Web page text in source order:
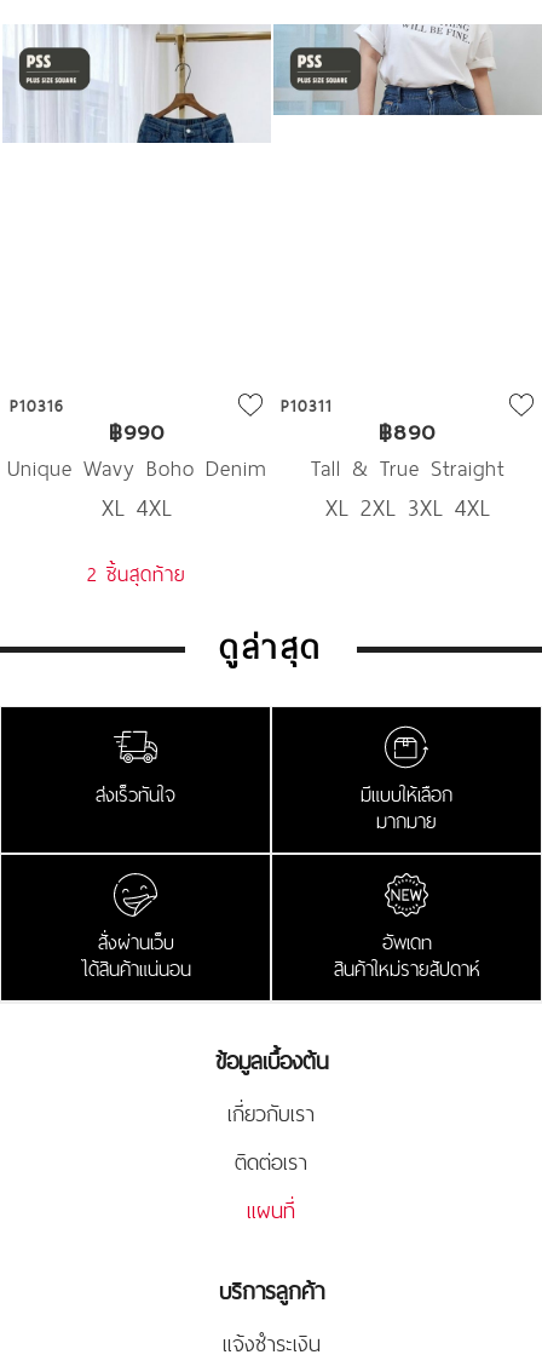
P10316
฿990
Unique Wavy Boho Denim
XL 4XL
2 ชิ้นสุดท้าย
P10311
฿890
Tall & True Straight
Denim
XL 2XL 3XL 4XL
ดูล่าสุด
ส่งเร็วทันใจ มีแบบให้เลือก
มากมาย
สั่งผ่านเว็บ
ได้สินค้าแน่นอน
อัพเดท
สินค้าใหม่รายสัปดาห์
ข้อมูลเบื้องต้น
เกี่ยวกับเรา
ติดต่อเรา
แผนที่
บริการลูกค้า
แจ้งชำระเงิน